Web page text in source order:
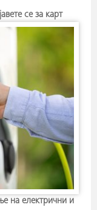
се за карт
на електрични и